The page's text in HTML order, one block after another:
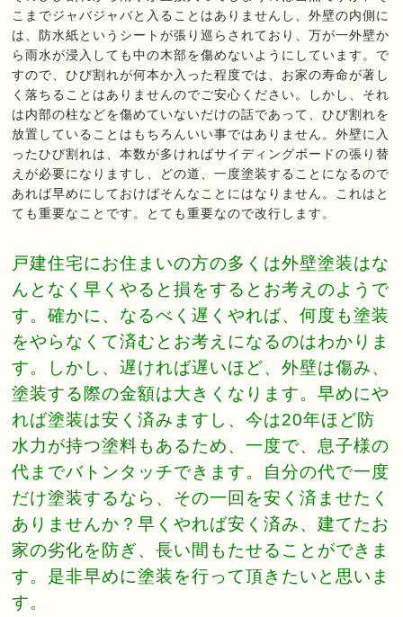
こまでジャバジャバと入ることはありませんし、外壁の内側に
は、防水紙というシートが張り巡らされており、万が一外壁か
ら雨水が浸入しても中の木部を傷めないようにしています。で
すので、ひび割れが何本か入った程度では、お家の寿命が著し
く落ちることはありませんのでご安心ください。しかし、それ
は内部の柱などを傷めていないだけの話であって、ひび割れを
放置していることはもちろんいい事ではありません。外壁に入
ったひび割れは、本数が多ければサイディングボードの張り替
えが必要になりますし、どの道、一度塗装することになるので
あれば早めにしておけばそんなことにはなりません。これはと
ても重要なことです。とても重要なので改行します。
戸建住宅にお住まいの方の多くは外壁塗装はな
んとなく早くやると損をするとお考えのようで
す。確かに、なるべく遅くやれば、何度も塗装
をやらなくて済むとお考えになるのはわかりま
す。しかし、遅ければ遅いほど、外壁は傷み、
塗装する際の金額は大きくなります。早めにや
れば塗装は安く済みますし、今は20年ほど防
水力が持つ塗料もあるため、一度で、息子様の
代までバトンタッチできます。自分の代で一度
だけ塗装するなら、その一回を安く済ませたく
ありませんか？早くやれば安く済み、建てたお
家の劣化を防ぎ、長い間もたせることができま
す。是非早めに塗装を行って頂きたいと思いま
す。